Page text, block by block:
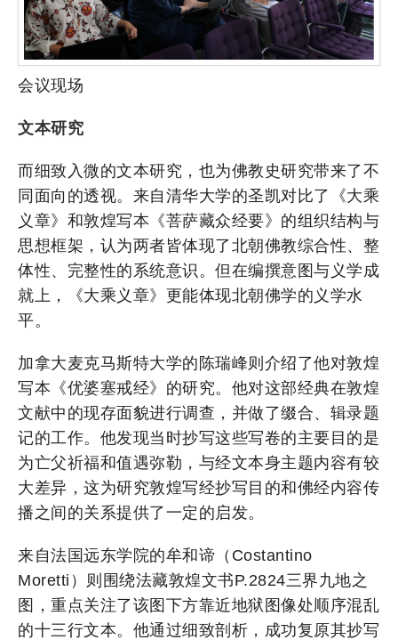
会议现场
文本研究
而细致入微的文本研究，也为佛教史研究带来了不
同面向的透视。来自清华大学的圣凯对比了《大乘
义章》和敦煌写本《菩萨藏众经要》的组织结构与
思想框架，认为两者皆体现了北朝佛教综合性、整
体性、完整性的系统意识。但在编撰意图与义学成
就上，《大乘义章》更能体现北朝佛学的义学水
平。
加拿大麦克马斯特大学的陈瑞峰则介绍了他对敦煌
写本《优婆塞戒经》的研究。他对这部经典在敦煌
文献中的现存面貌进行调查，并做了缀合、辑录题
记的工作。他发现当时抄写这些写卷的主要目的是
为亡父祈福和值遇弥勒，与经文本身主题内容有较
大差异，这为研究敦煌写经抄写目的和佛经内容传
播之间的关系提供了一定的启发。
来自法国远东学院的牟和谛（Costantino
Moretti）则围绕法藏敦煌文书P.2824三界九地之
图，重点关注了该图下方靠近地狱图像处顺序混乱
的十三行文本。他通过细致剖析，成功复原其抄写